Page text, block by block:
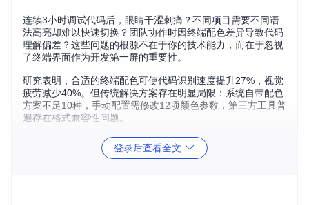
连续3小时调试代码后，眼睛干涩刺痛？不同项目需要不同语
法高亮却难以快速切换？团队协作时因终端配色差异导致代码
理解偏差？这些问题的根源不在于你的技术能力，而在于忽视
了终端界面作为开发第一屏的重要性。
研究表明，合适的终端配色可使代码识别速度提升27%，视觉
疲劳减少40%。但传统解决方案存在明显局限：系统自带配色
方案不足10种，手动配置需修改12项颜色参数，第三方工具普
遍存在格式兼容性问题。
图：Atom One Dark配色方案展示，深色背景配合高对比度语
登录后查看全文